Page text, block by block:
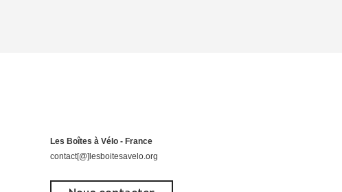
Les Boîtes à Vélo - France
contact[@]lesboitesavelo.org